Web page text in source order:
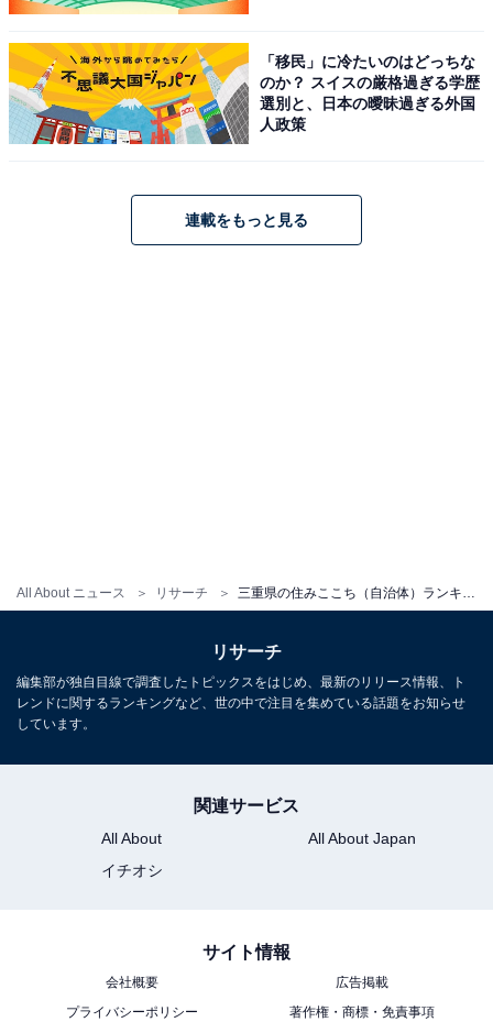
All About ニュース リサーチ
・
京都府で「人気の駅」ランキング！ 3位「西大路駅」、2
位「北大路駅」、1位は？
・
愛知県の住みここち（駅）ランキング！ 2位「長久手古
大阪府の住みここち（自治体）ランキング！ 2位「箕面
「移民」に冷たいのはどっちな
のか？ スイスの厳格過ぎる学歴
選別と、日本の曖昧過ぎる外国
人政策
連載をもっと見る
リサーチ
編集部が独自目線で調査したトピックスをはじめ、最新のリリース情報、ト
レンドに関するランキングなど、世の中で注目を集めている話題をお知らせ
しています。
関連サービス
All About
All About Japan
イチオシ
サイト情報
会社概要
広告掲載
プライバシーポリシー
著作権・商標・免責事項